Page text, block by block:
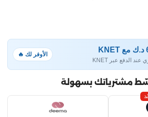
الأوفر لك 🔥
مشترياتك بسهولة